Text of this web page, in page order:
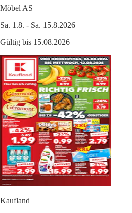
Möbel AS
Sa. 1.8. - Sa. 15.8.2026
Gültig bis 15.08.2026
Kaufland